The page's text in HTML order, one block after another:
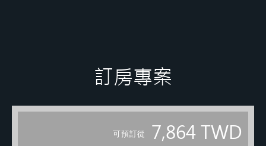
訂房專案
可預訂從 7,864 TWD